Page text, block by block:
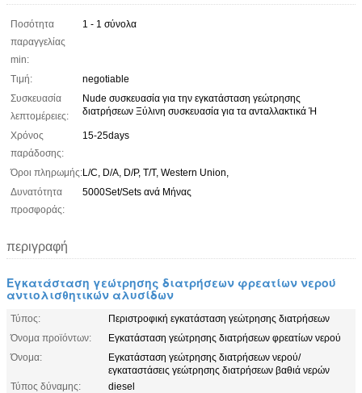
Ποσότητα
παραγγελίας
min:
1 - 1 σύνολα
Τιμή:
negotiable
Συσκευασία
λεπτομέρειες:
Nude συσκευασία για την εγκατάσταση γεώτρησης
διατρήσεων Ξύλινη συσκευασία για τα ανταλλακτικά Ή
Χρόνος
παράδοσης:
15-25days
Όροι πληρωμής:L/C, D/A, D/P, T/T, Western Union,
Δυνατότητα
προσφοράς:
5000Set/Sets ανά Μήνας
περιγραφή
Εγκατάσταση γεώτρησης διατρήσεων φρεατίων νερού
αντιολισθητικών αλυσίδων
Τύπος:
Περιστροφική εγκατάσταση γεώτρησης διατρήσεων
Όνομα προϊόντων:
Εγκατάσταση γεώτρησης διατρήσεων φρεατίων νερού
Όνομα:
Εγκατάσταση γεώτρησης διατρήσεων νερού/
εγκαταστάσεις γεώτρησης διατρήσεων βαθιά νερών
Τύπος δύναμης:
diesel